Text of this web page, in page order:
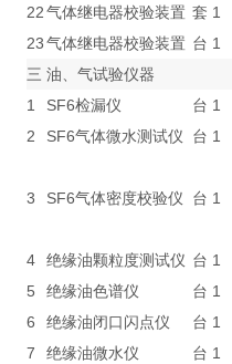
22气体继电器校验装置 套 1
23气体继电器校验装置 台 1
三 油、气试验仪器
1
SF6检漏仪 台 1
2
SF6气体微水测试仪 台 1
3 SF6气体密度校验仪 台 1
4 绝缘油颗粒度测试仪 台 1
5
绝缘油色谱仪 台 1
6
绝缘油闭口闪点仪 台 1
7
绝缘油微水仪 台 1